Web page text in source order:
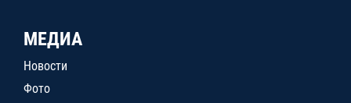
МЕДИА
Новости
Фото